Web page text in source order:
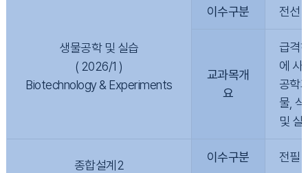
생물공학 및 실습
( 2026/1 )
Biotechnology & Experiments
이수구분 전선
교과목개
요
급격
에 사
공학
물,
및
종합설계2
이수구분 전필